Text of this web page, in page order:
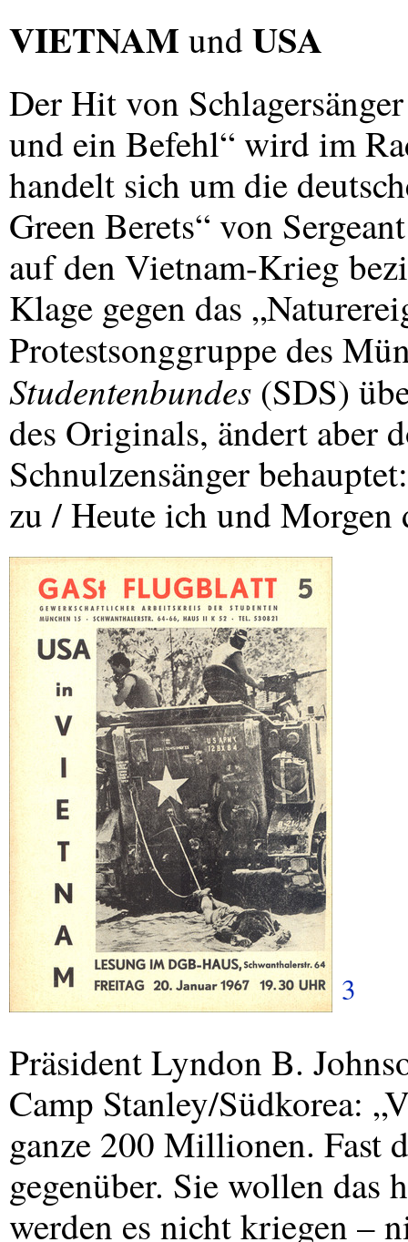
VIETNAM undUSA
Der Hit von
und ein Befehl“ wird im
handelt sich um die
Green Berets“ von
auf den Vietnam-Krieg
Klage gegen das
Protestsonggruppe des
Studentenbundes (SDS)
des Originals, ändert aber
Schnulzensänger
zu / Heute ich und
3
Präsident Lyndon B.
Camp Stanley/Südkorea:
ganze 200 Millionen. Fast
gegenüber. Sie wollen das
werden es nicht kriegen –